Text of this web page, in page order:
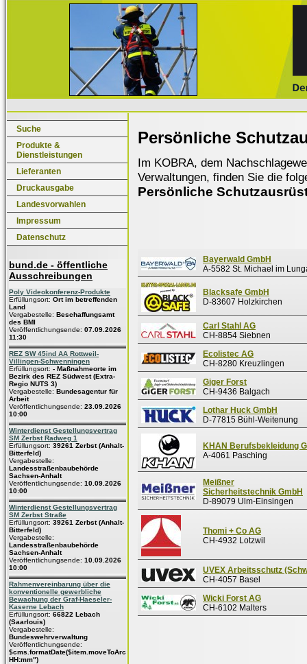
Suche
Produkte &
Dienstleistungen
Lieferanten
Druckausgabe
Landesvorwahlen
Impressum
Datenschutz
bund.de - öffentliche
Ausschreibungen
Poly Videokonferenz-Produkte
Erfüllungsort: Ort im betreffenden
Land
Vergabestelle: Beschaffungsamt
des BMI
Veröffentlichungsende: 07.09.2026
11:30
REZ SW 45ind AA Rottweil-
Villingen-Schwenningen
Erfüllungsort: - Maßnahmeorte im
Bezirk des REZ Südwest (Extra-
Regio NUTS 3)
Vergabestelle: Bundesagentur für
Arbeit
Veröffentlichungsende: 23.09.2026
10:00
Winterdienst Gestellungsvertrag
SM Zerbst Radweg 1
Erfüllungsort: 39261 Zerbst (Anhalt-
Bitterfeld)
Vergabestelle:
Landesstraßenbaubehörde
Sachsen-Anhalt
Veröffentlichungsende: 10.09.2026
10:00
Winterdienst Gestellungsvertrag
SM Zerbst Straße
Erfüllungsort: 39261 Zerbst (Anhalt-
Bitterfeld)
Vergabestelle:
Landesstraßenbaubehörde
Sachsen-Anhalt
Veröffentlichungsende: 10.09.2026
10:00
Rahmenvereinbarung über die
konventionelle gewerbliche
Bewachung der Graf-Haeseler-
Kaserne Lebach
Erfüllungsort: 66822 Lebach
(Saarlouis)
Vergabestelle:
Bundeswehrverwaltung
Veröffentlichungsende:
$cms.formatDate($item.moveToArchive,"dd.MM.yyyy
HH:mm")
Persönliche
Im KOBRA, dem
Verwaltungen, finden Sie die
Persönliche
Bayerwald GmbH
A-5582 St. Michael im
Blacksafe GmbH
D-83607 Holzkirchen
Carl Stahl AG
CH-8854 Siebnen
Ecolistec AG
CH-8280 Kreuzlingen
Giger Forst
CH-9436 Balgach
Lothar Huck GmbH
D-77815 Bühl-Weitenung
KHAN Berufsbekleidung
A-4061 Pasching
Meißner
Sicherheitstechnik GmbH
D-89079 Ulm-Einsingen
Thomi + Co AG
CH-4932 Lotzwil
UVEX Arbeitsschutz
CH-4057 Basel
Wicki Forst AG
CH-6102 Malters